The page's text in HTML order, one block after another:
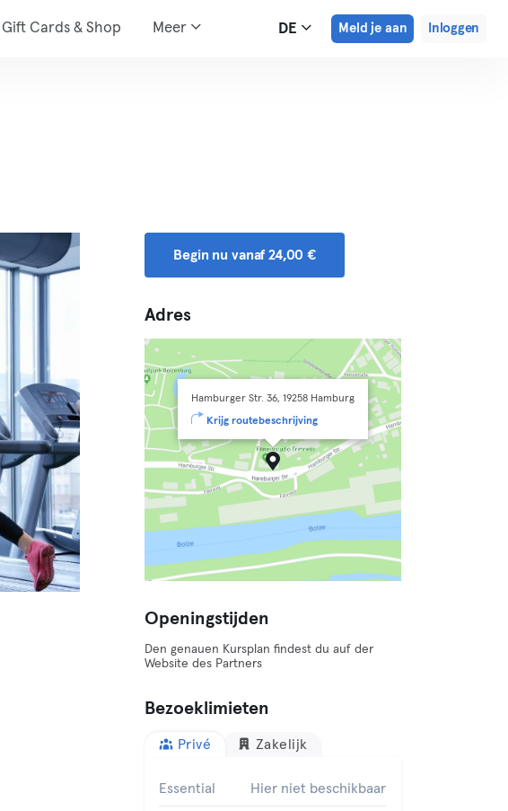
Gift Cards & Shop Meer DE Meld je aan Inloggen
Begin nu vanaf 24,00 €
Adres
Hamburger Str. 36, 19258 Hamburg
Krijg routebeschrijving
Openingstijden
Den genauen Kursplan findest du auf der
Website des Partners
Bezoeklimieten
Privé Zakelijk
Essential Hier niet beschikbaar